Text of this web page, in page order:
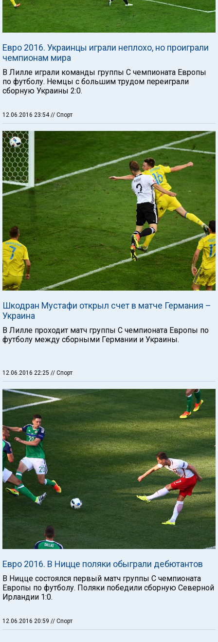
Евро 2016. Украинцы играли неплохо, но проиграли
чемпионам мира
В Лилле играли команды группы С чемпионата Европы
по футболу. Немцы с большим трудом переиграли
сборную Украины 2:0.
12.06.2016 23:54 // Спорт
Шкодран Мустафи открыл счет в матче Германия –
Украина
В Лилле проходит матч группы C чемпионата Европы по
футболу между сборными Германии и Украины.
12.06.2016 22:25 // Спорт
Евро 2016. В Ницце поляки обыграли дебютантов
В Ницце состоялся первый матч группы С чемпионата
Европы по футболу. Поляки победили сборную Северной
Ирландии 1:0.
12.06.2016 20:59 // Спорт